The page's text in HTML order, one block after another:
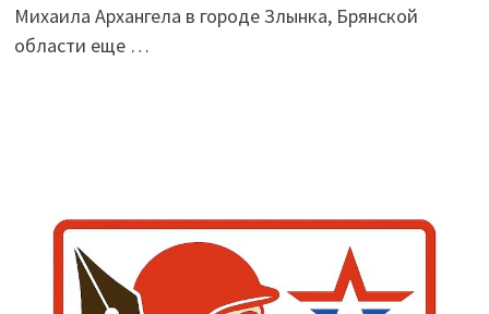
Михаила Архангела в городе Злынка, Брянской
области еще …